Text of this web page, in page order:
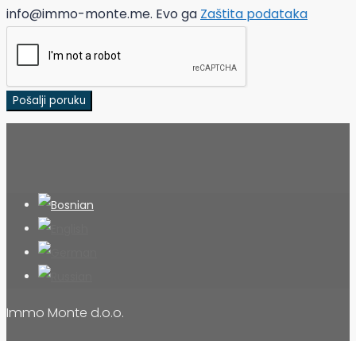
info@immo-monte.me. Evo ga Zaštita podataka
Pošalji poruku
Immo Monte d.o.o.